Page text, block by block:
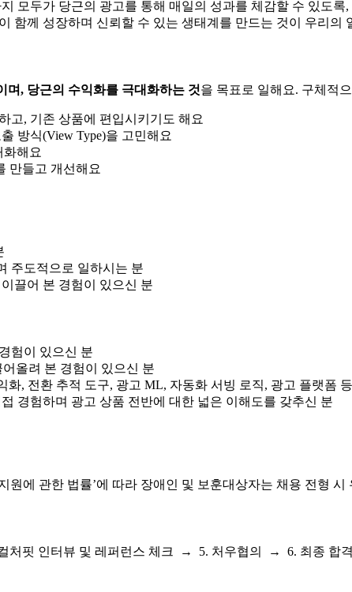
모두가 당근의 광고를 통해 매일의 성과를 체감할 수 있도
함께 성장하며 신뢰할 수 있는 생태계를 만드는 것이 우리의
며, 당근의 수익화를 극대화하는 것을 목표로 일해요. 구체적
고, 기존 상품에 편입시키기도 해요
방식(View Type)을 고민해요
해요
만들고 개선해요
주도적으로 일하시는 분
끌어 본 경험이 있으신 분
험이 있으신 분
올려 본 경험이 있으신 분
, 전환 추적 도구, 광고 ML, 자동화 서빙 로직, 광고 플랫폼
경험하며 광고 상품 전반에 대한 넓은 이해도를 갖추신 분
원에 관한 법률’에 따라 장애인 및 보훈대상자는 채용 전형 시
핏 인터뷰 및 레퍼런스 체크 → 5. 처우협의 → 6. 최종 합